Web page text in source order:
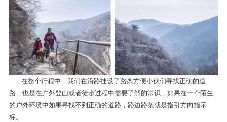
在整个行程中，我们在沿路挂设了路条方便小伙们寻找正确的道
路，也是在户外登山或者徒步过程中需要了解的常识，如果在一个陌生
的户外环境中如果寻找不到正确的道路，路边路条就是指引方向指示
标。